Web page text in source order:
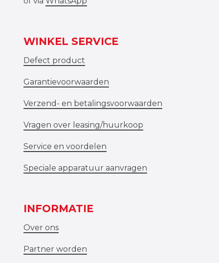
WINKEL SERVICE
Defect product
Garantievoorwaarden
Verzend- en betalingsvoorwaarden
Vragen over leasing/huurkoop
Service en voordelen
Speciale apparatuur aanvragen
INFORMATIE
Over ons
Partner worden